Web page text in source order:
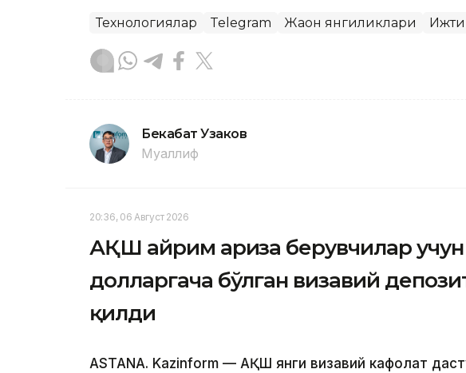
Технологиялар Telegram Жаҳон янгиликлари
Бекабат Узаков
Муаллиф
20:36, 06 Август 2026
АҚШ айрим ариза берувчилар учун
долларгача бўлган визавий
қилди
ASTANA. Kazinform — АҚШ янги визавий кафолат